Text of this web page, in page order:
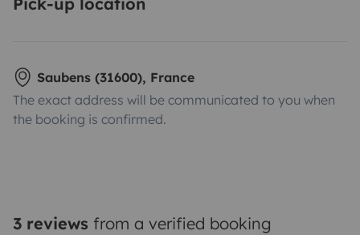
Saubens (31600), France
The exact address will be communicated to you when
the booking is confirmed.
3 reviews from a verified booking